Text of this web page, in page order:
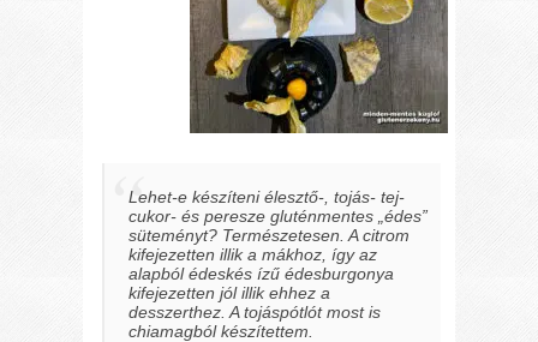
Lehet-e készíteni élesztő-, tojás- tej-
cukor- és peresze gluténmentes „édes”
süteményt? Természetesen. A citrom
kifejezetten illik a mákhoz, így az
alapból édeskés ízű édesburgonya
kifejezetten jól illik ehhez a
desszerthez. A tojáspótlót most is
chiamagból készítettem.